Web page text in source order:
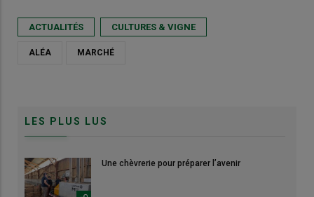
ACTUALITÉS CULTURES & VIGNE
ALÉA MARCHÉ
LES PLUS LUS
Une chèvrerie pour préparer l’avenir